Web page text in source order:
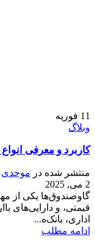
11 فوریه
وبلاگ
کاربرد و معرفی
منتشر شده در موحدی
2 می, 2025
گاوصندوق‌ها یکی از
قیمتی، و دارایی‌های
اداری، بانک‌ه...
ادامه مطلب